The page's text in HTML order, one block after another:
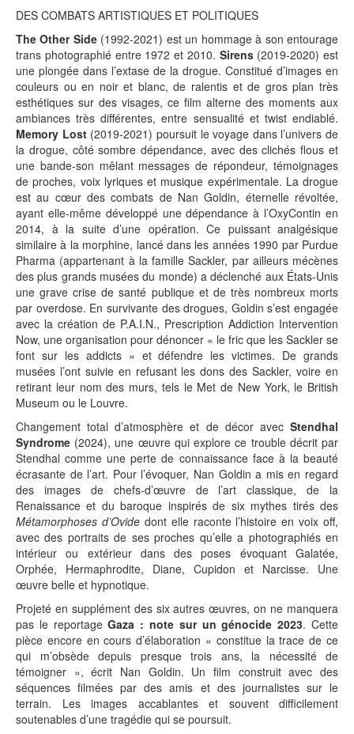
DES COMBATS ARTISTIQUES ET POLITIQUES
The Other Side(1992-2021) est un hommage à son entourage
trans photographié entre 1972 et 2010. Sirens(2019-2020) est
une plongée dans l’extase de la drogue. Constitué d’images en
couleurs ou en noir et blanc, de ralentis et de gros plan très
esthétiques sur des visages, ce film alterne des moments aux
ambiances très différentes, entre sensualité et twist endiablé.
Memory Lost(2019-2021) poursuit le voyage dans l’univers de
la drogue, côté sombre dépendance, avec des clichés flous et
une bande-son mêlant messages de répondeur, témoignages
de proches, voix lyriques et musique expérimentale. La drogue
est au cœur des combats de Nan Goldin, éternelle révoltée,
ayant elle-même développé une dépendance à l’OxyContin en
2014, à la suite d’une opération. Ce puissant analgésique
similaire à la morphine, lancé dans les années 1990 par Purdue
Pharma (appartenant à la famille Sackler, par ailleurs mécènes
des plus grands musées du monde) a déclenché aux États-Unis
une grave crise de santé publique et de très nombreux morts
par overdose. En survivante des drogues, Goldin s’est engagée
avec la création de P.A.I.N., Prescription Addiction Intervention
Now, une organisation pour dénoncer « le fric que les Sackler se
font sur les addicts » et défendre les victimes. De grands
musées l’ont suivie en refusant les dons des Sackler, voire en
retirant leur nom des murs, tels le Met de New York, le British
Museum ou le Louvre.
Changement total d’atmosphère et de décor avec Stendhal
Syndrome (2024), une œuvre qui explore ce trouble décrit par
Stendhal comme une perte de connaissance face à la beauté
écrasante de l’art. Pour l’évoquer, Nan Goldin a mis en regard
des images de chefs-d’œuvre de l’art classique, de la
Renaissance et du baroque inspirés de six mythes tirés des
Métamorphoses d’Ovidedont elle raconte l’histoire en voix off,
avec des portraits de ses proches qu’elle a photographiés en
intérieur ou extérieur dans des poses évoquant Galatée,
Orphée, Hermaphrodite, Diane, Cupidon et Narcisse. Une
œuvre belle et hypnotique.
Projeté en supplément des six autres œuvres, on ne manquera
pas le reportageGaza : note sur un génocide 2023. Cette
pièce encore en cours d’élaboration « constitue la trace de ce
qui m’obsède depuis presque trois ans, la nécessité de
témoigner », écrit Nan Goldin. Un film construit avec des
séquences filmées par des amis et des journalistes sur le
terrain. Les images accablantes et souvent difficilement
soutenables d’une tragédie qui se poursuit.